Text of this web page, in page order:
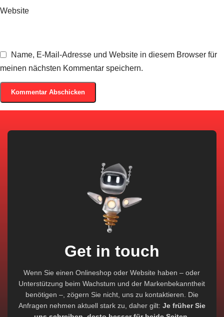
Website
Name, E-Mail-Adresse und Website in diesem Browser für
meinen nächsten Kommentar speichern.
Get in touch
Wenn Sie einen Onlineshop oder Website haben – oder
Unterstützung beim Wachstum und der Markenbekanntheit
benötigen –, zögern Sie nicht, uns zu kontaktieren. Die
Anfragen nehmen aktuell stark zu, daher gilt: Je früher Sie